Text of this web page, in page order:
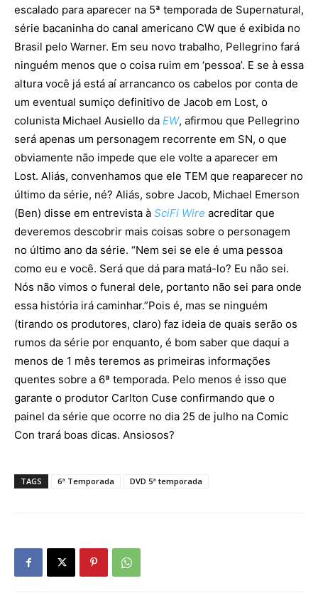
escalado para aparecer na 5ª temporada de Supernatural,
série bacaninha do canal americano CW que é exibida no
Brasil pelo Warner. Em seu novo trabalho, Pellegrino fará
ninguém menos que o coisa ruim em ‘pessoa’. E se à essa
altura você já está aí arrancanco os cabelos por conta de
um eventual sumiço definitivo de Jacob em Lost, o
colunista Michael Ausiello da EW, afirmou que Pellegrino
será apenas um personagem recorrente em SN, o que
obviamente não impede que ele volte a aparecer em
Lost. Aliás, convenhamos que ele TEM que reaparecer no
último da série, né? Aliás, sobre Jacob, Michael Emerson
(Ben) disse em entrevista à SciFi Wire acreditar que
deveremos descobrir mais coisas sobre o personagem
no último ano da série. “Nem sei se ele é uma pessoa
como eu e você. Será que dá para matá-lo? Eu não sei.
Nós não vimos o funeral dele, portanto não sei para onde
essa história irá caminhar.”Pois é, mas se ninguém
(tirando os produtores, claro) faz ideia de quais serão os
rumos da série por enquanto, é bom saber que daqui a
menos de 1 mês teremos as primeiras informações
quentes sobre a 6ª temporada. Pelo menos é isso que
garante o produtor Carlton Cuse confirmando que o
painel da série que ocorre no dia 25 de julho na Comic
Con trará boas dicas. Ansiosos?
TAGS 6ª Temporada DVD 5ª temporada